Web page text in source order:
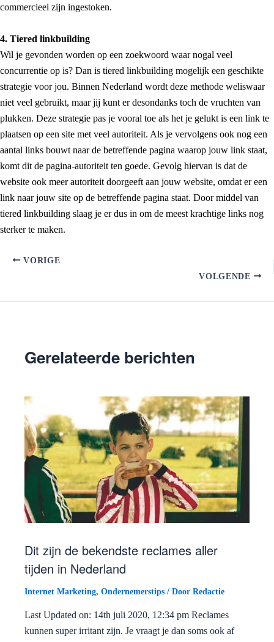
commercieel zijn ingestoken.
4. Tiered linkbuilding
Wil je gevonden worden op een zoekwoord waar nogal veel
concurrentie op is? Dan is tiered linkbuilding mogelijk een geschikte
strategie voor jou. Binnen Nederland wordt deze methode weliswaar
niet veel gebruikt, maar jij kunt er desondanks toch de vruchten van
plukken. Deze strategie pas je vooral toe als het je gelukt is een link te
plaatsen op een site met veel autoriteit. Als je vervolgens ook nog een
aantal links bouwt naar de betreffende pagina waarop jouw link staat,
komt dit de pagina-autoriteit ten goede. Gevolg hiervan is dat de
website ook meer autoriteit doorgeeft aan jouw website, omdat er een
link naar jouw site op de betreffende pagina staat. Door middel van
tiered linkbuilding slaag je er dus in om de meest krachtige links nog
sterker te maken.
VORIGE
VOLGENDE
Gerelateerde berichten
Dit zijn de bekendste reclames aller
tijden in Nederland
Internet Marketing, Ondernemerstips / Door Redactie
Last Updated on: 14th juli 2020, 12:34 pm Reclames
kunnen super irritant zijn. Je vraagt je dan soms ook af